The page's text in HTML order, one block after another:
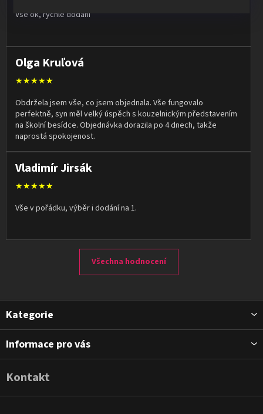
Vše ok, rychlé dodání
Olga Kruľová
★★★★★
Obdržela jsem vše, co jsem objednala. Vše fungovalo
perfektně, syn měl velký úspěch s kouzelnickým představením
na školní besídce. Objednávka dorazila po 4 dnech, takže
naprostá spokojenost.
Vladimír Jirsák
★★★★★
Vše v pořádku, výběr i dodání na 1.
Všechna hodnocení
Z
p
Kategorie
Informace pro vás
Kontakt